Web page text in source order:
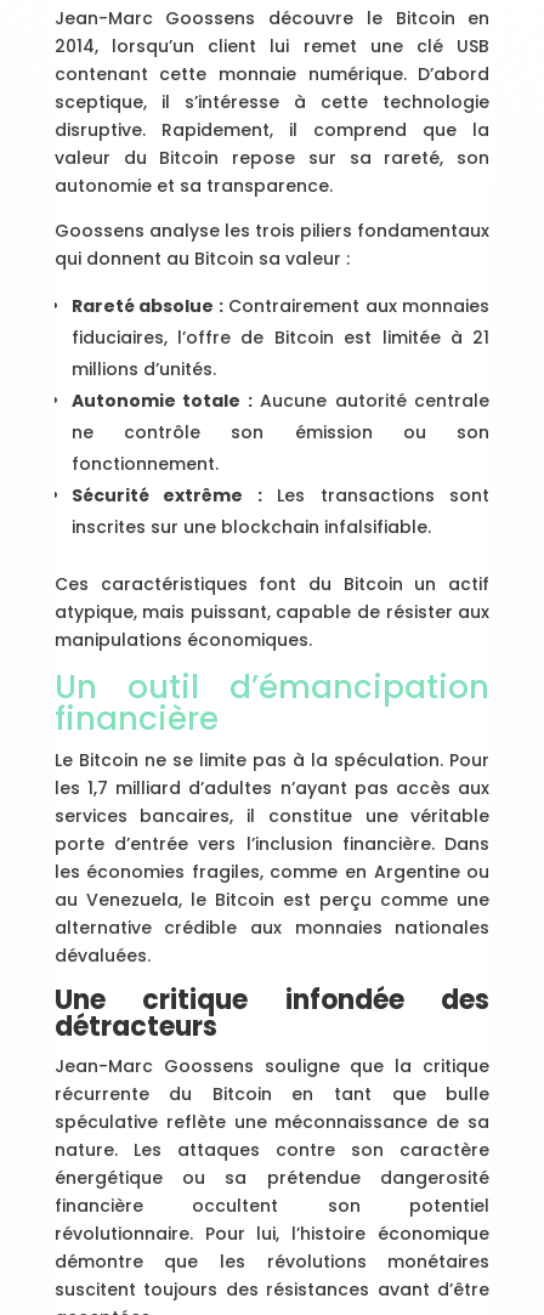
Jean-Marc Goossens découvre le Bitcoin en
2014, lorsqu’un client lui remet une clé USB
contenant cette monnaie numérique. D’abord
sceptique, il s’intéresse à cette technologie
disruptive. Rapidement, il comprend que la
valeur du Bitcoin repose sur sa rareté, son
autonomie et sa transparence.
Goossens analyse les trois piliers fondamentaux
qui donnent au Bitcoin sa valeur :
Rareté absolue :Contrairement aux monnaies
fiduciaires, l’offre de Bitcoin est limitée à 21
millions d’unités.
Autonomie totale :Aucune autorité centrale
ne contrôle son émission ou son
fonctionnement.
Sécurité extrême :Les transactions sont
inscrites sur une blockchain infalsifiable.
Ces caractéristiques font du Bitcoin un actif
atypique, mais puissant, capable de résister aux
manipulations économiques.
Un outil d’émancipation
financière
Le Bitcoin ne se limite pas à la spéculation. Pour
les 1,7 milliard d’adultes n’ayant pas accès aux
services bancaires, il constitue une véritable
porte d’entrée vers l’inclusion financière. Dans
les économies fragiles, comme en Argentine ou
au Venezuela, le Bitcoin est perçu comme une
alternative crédible aux monnaies nationales
dévaluées.
Une critique infondée des
détracteurs
Jean-Marc Goossens souligne que la critique
récurrente du Bitcoin en tant que bulle
spéculative reflète une méconnaissance de sa
nature. Les attaques contre son caractère
énergétique ou sa prétendue dangerosité
financière occultent son potentiel
révolutionnaire. Pour lui, l’histoire économique
démontre que les révolutions monétaires
suscitent toujours des résistances avant d’être